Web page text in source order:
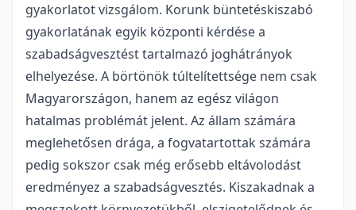
gyakorlatot vizsgálom. Korunk büntetéskiszabó
gyakorlatának egyik központi kérdése a
szabadságvesztést tartalmazó joghátrányok
elhelyezése. A börtönök túltelítettsége nem csak
Magyarországon, hanem az egész világon
hatalmas problémát jelent. Az állam számára
meglehetősen drága, a fogvatartottak számára
pedig sokszor csak még erősebb eltávolodást
eredményez a szabadságvesztés. Kiszakadnak a